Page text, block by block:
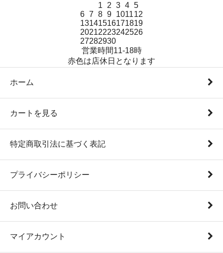
1
2 3 4 5
6 7 8 9 101112
13141516171819
20212223242526
27282930
営業時間11-18時
赤色は店休日となります
ホーム
カートを見る
特定商取引法に基づく表記
プライバシーポリシー
お問い合わせ
マイアカウント